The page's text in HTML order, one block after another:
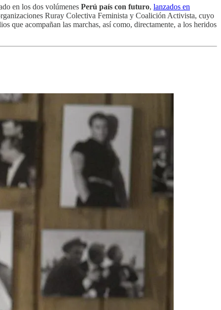
en los dos volúmenes Perú pa​í​s con futuro, lanzados en
Ruray Colectiva Feminista y Coalición Activista, cuyo
que acompañan las marchas, así como, directamente, a los heridos